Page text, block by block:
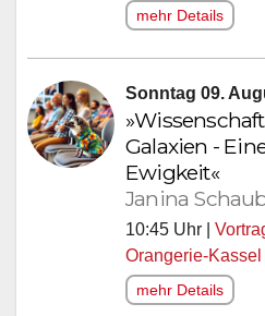
mehr Details
Sonntag 09.
Galaxien -
Ewigkeit«
Janina
10:45 Uhr |
Orangerie-Kassel
mehr Details